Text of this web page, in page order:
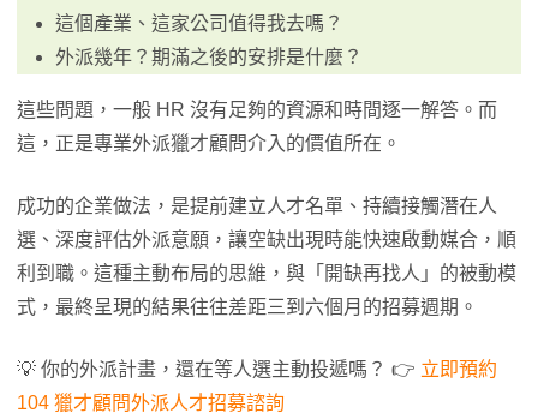
這個產業、這家公司值得我去嗎？
外派幾年？期滿之後的安排是什麼？
這些問題，一般 HR 沒有足夠的資源和時間逐一解答。而
這，正是專業外派獵才顧問介入的價值所在。
成功的企業做法，是提前建立人才名單、持續接觸潛在人
選、深度評估外派意願，讓空缺出現時能快速啟動媒合，順
利到職。這種主動布局的思維，與「開缺再找人」的被動模
式，最終呈現的結果往往差距三到六個月的招募週期。
💡 你的外派計畫，還在等人選主動投遞嗎？ 👉 立即預約
104 獵才顧問外派人才招募諮詢